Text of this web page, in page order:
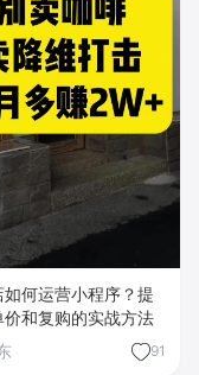
如何运营小程序？提
价和复购的实战方法
91